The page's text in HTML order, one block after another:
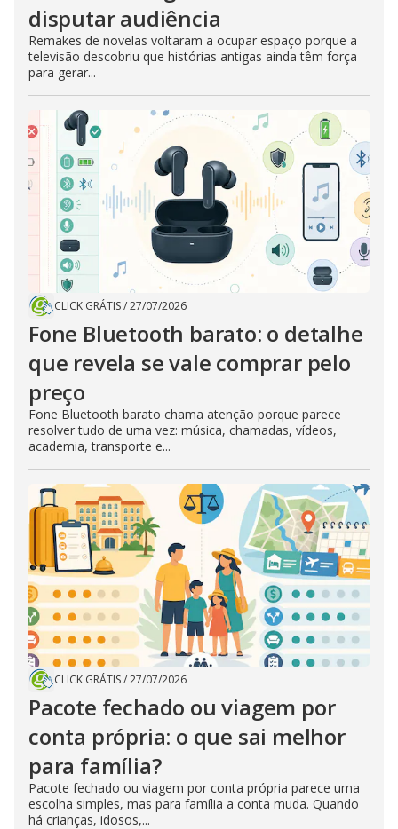
disputar audiência
Remakes de novelas voltaram a ocupar espaço porque a
televisão descobriu que histórias antigas ainda têm força
para gerar...
CLICK GRÁTIS/27/07/2026
Fone Bluetooth barato: o detalhe
que revela se vale comprar pelo
preço
Fone Bluetooth barato chama atenção porque parece
resolver tudo de uma vez: música, chamadas, vídeos,
academia, transporte e...
CLICK GRÁTIS/27/07/2026
Pacote fechado ou viagem por
conta própria: o que sai melhor
para família?
Pacote fechado ou viagem por conta própria parece uma
escolha simples, mas para família a conta muda. Quando
há crianças, idosos,...